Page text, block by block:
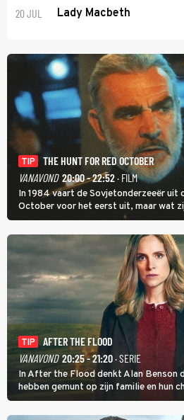
20 JUL Lady Macbeth
TIP
THE HUNT FOR RED OCTOBER
VANAVOND 20:00 - 22:52· FILM
In 1984 vaart de Sovjetonderzeeër uit
October voor het eerst uit, maar wat
Marko Ramius?
TIP
AFTER THE FLOOD
VANAVOND 20:25 - 21:20· SERIE
In After the Flood denkt Alan Benson
hebben gemunt op zijn familie en hun
brandende boodschap in het veen de
Jo Marshall de jonge Finn Allen aan